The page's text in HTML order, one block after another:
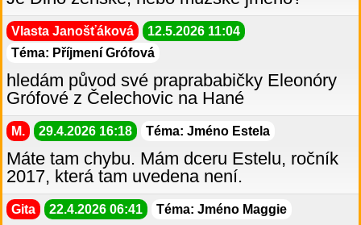
Vlasta Janošťáková
12.5.2026 11:04
Téma: Příjmení Grófová
hledám původ své praprababičky Eleonóry
Grófové z Čelechovic na Hané
M. 29.4.2026 16:18 Téma: Jméno Estela
Máte tam chybu. Mám dceru Estelu, ročník
2017, která tam uvedena není.
Gita 22.4.2026 06:41 Téma: Jméno Maggie